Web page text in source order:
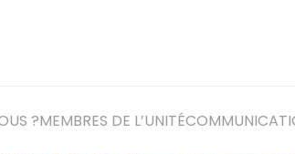
?MEMBRES DE L’UNITÉCOM